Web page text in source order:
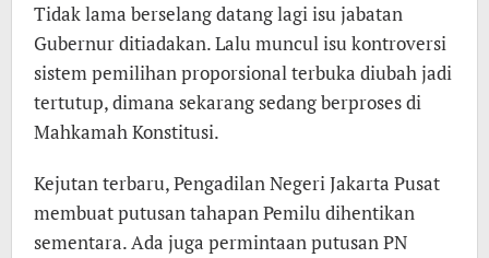
Tidak lama berselang datang lagi isu jabatan
Gubernur ditiadakan. Lalu muncul isu kontroversi
sistem pemilihan proporsional terbuka diubah jadi
tertutup, dimana sekarang sedang berproses di
Mahkamah Konstitusi.
Kejutan terbaru, Pengadilan Negeri Jakarta Pusat
membuat putusan tahapan Pemilu dihentikan
sementara. Ada juga permintaan putusan PN